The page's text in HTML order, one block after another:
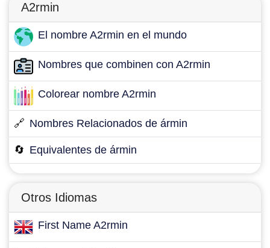
A2rmin
El nombre A2rmin en el mundo
Nombres que combinen con A2rmin
Colorear nombre A2rmin
🔗 Nombres Relacionados de ármin
🔄 Equivalentes de ármin
Otros Idiomas
First Name A2rmin